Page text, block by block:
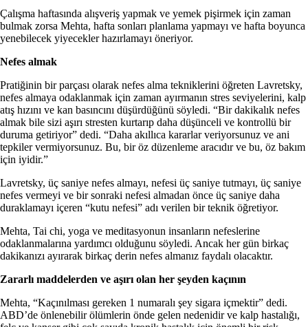
Çalışma haftasında alışveriş yapmak ve yemek pişirmek için zaman
bulmak zorsa Mehta, hafta sonları planlama yapmayı ve hafta boyunca
yenebilecek yiyecekler hazırlamayı öneriyor.
Nefes almak
Pratiğinin bir parçası olarak nefes alma tekniklerini öğreten Lavretsky,
nefes almaya odaklanmak için zaman ayırmanın stres seviyelerini, kalp
atış hızını ve kan basıncını düşürdüğünü söyledi. “Bir dakikalık nefes
almak bile sizi aşırı stresten kurtarıp daha düşünceli ve kontrollü bir
duruma getiriyor” dedi. “Daha akıllıca kararlar veriyorsunuz ve ani
tepkiler vermiyorsunuz. Bu, bir öz düzenleme aracıdır ve bu, öz bakım
için iyidir.”
Lavretsky, üç saniye nefes almayı, nefesi üç saniye tutmayı, üç saniye
nefes vermeyi ve bir sonraki nefesi almadan önce üç saniye daha
duraklamayı içeren “kutu nefesi” adı verilen bir teknik öğretiyor.
Mehta, Tai chi, yoga ve meditasyonun insanların nefeslerine
odaklanmalarına yardımcı olduğunu söyledi. Ancak her gün birkaç
dakikanızı ayırarak birkaç derin nefes almanız faydalı olacaktır.
Zararlı maddelerden ve aşırı olan her şeyden kaçının
Mehta, “Kaçınılması gereken 1 numaralı şey sigara içmektir” dedi.
ABD’de önlenebilir ölümlerin önde gelen nedenidir ve kalp hastalığı,